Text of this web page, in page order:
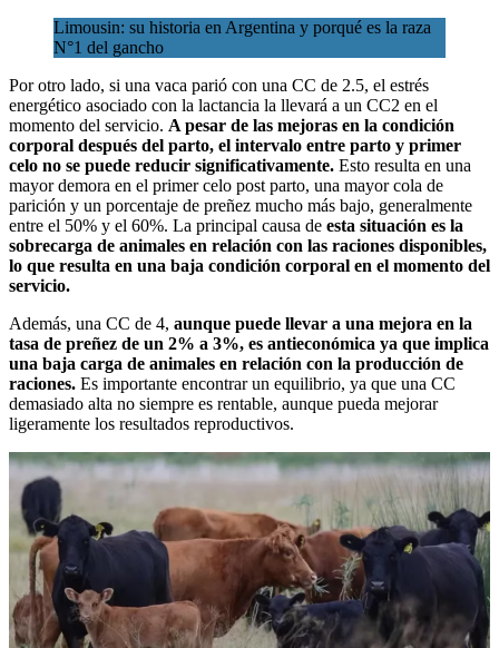
Limousin: su historia en Argentina y porqué es la raza
N°1 del gancho
Por otro lado, si una vaca parió con una CC de 2.5, el estrés
energético asociado con la lactancia la llevará a un CC2 en el
momento del servicio. A pesar de las mejoras en la condición
corporal después del parto, el intervalo entre parto y primer
celo no se puede reducir significativamente. Esto resulta en una
mayor demora en el primer celo post parto, una mayor cola de
parición y un porcentaje de preñez mucho más bajo, generalmente
entre el 50% y el 60%. La principal causa de esta situación es la
sobrecarga de animales en relación con las raciones disponibles,
lo que resulta en una baja condición corporal en el momento del
servicio.
Además, una CC de 4, aunque puede llevar a una mejora en la
tasa de preñez de un 2% a 3%, es antieconómica ya que implica
una baja carga de animales en relación con la producción de
raciones. Es importante encontrar un equilibrio, ya que una CC
demasiado alta no siempre es rentable, aunque pueda mejorar
ligeramente los resultados reproductivos.